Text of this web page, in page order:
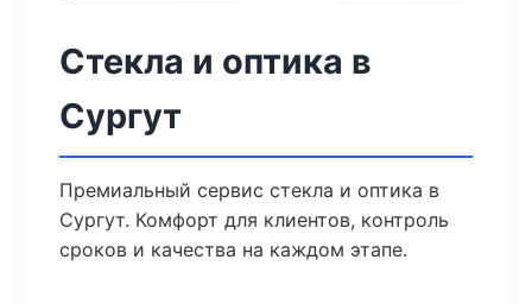
Стекла и оптика в
Сургут
Премиальный сервис стекла и оптика в
Сургут. Комфорт для клиентов, контроль
сроков и качества на каждом этапе.